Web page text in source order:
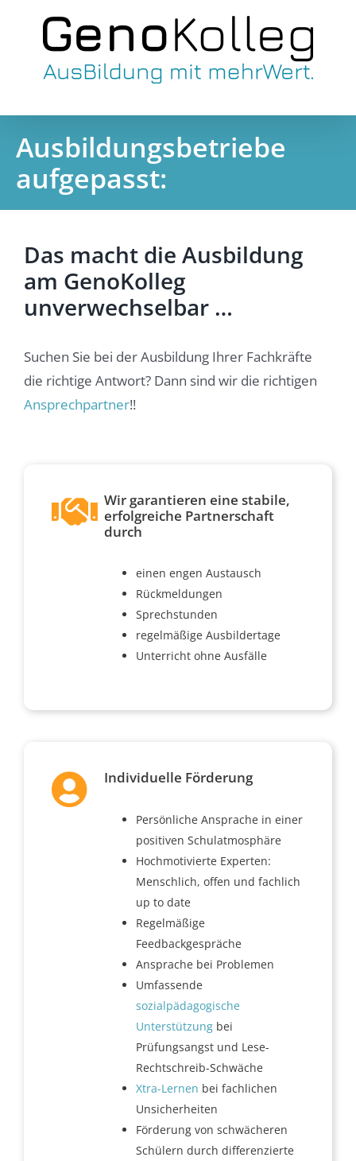
Ausbildungsbetriebe
aufgepasst:
Das macht die Ausbildung
am GenoKolleg
unverwechselbar …
Suchen Sie bei der Ausbildung Ihrer Fachkräfte
die richtige Antwort? Dann sind wir die richtigen
Ansprechpartner!!
Wir garantieren eine stabile,
erfolgreiche Partnerschaft
durch
einen engen Austausch
Rückmeldungen
Sprechstunden
regelmäßige Ausbildertage
Unterricht ohne Ausfälle
Individuelle Förderung
Persönliche Ansprache in einer
positiven Schulatmosphäre
Hochmotivierte Experten:
Menschlich, offen und fachlich
up to date
Regelmäßige
Feedbackgespräche
Ansprache bei Problemen
Umfassende
sozialpädagogische
Unterstützungbei
Prüfungsangst und Lese-
Rechtschreib-Schwäche
Xtra-Lernen bei fachlichen
Unsicherheiten
Förderung von schwächeren
Schülern durch differenzierte